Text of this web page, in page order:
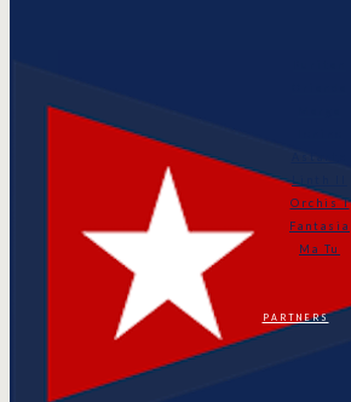
Linth II
Orchis I
Fantasia
Ma Tu
PARTNERS